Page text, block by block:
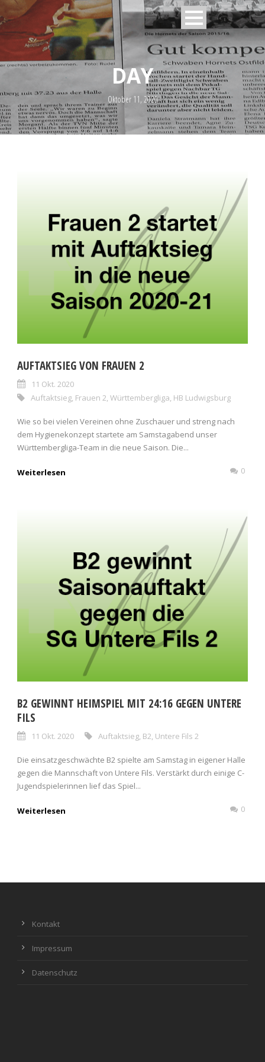
DAY
Oktober 11, 2020
AUFTAKTSIEG VON FRAUEN 2
11 Okt. 2020
Auftaktsieg Frauen 2 Württembergliga HB Ludwigsburg
Wie so bei vielen Vereinen ohne Zuschauer und streng nach
dem Hygienekonzept startete am Samstagabend unser
Württembergliga-Team in die neue Saison. Die...
Weiterlesen 0
B2 GEWINNT HEIMSPIEL MIT 24:16 GEGEN UNTERE
FILS
11 Okt. 2020 Auftaktsieg, B2, Untere Fils 2
Die einsatzgeschwächte B2 spielte am Samstag in eigener Halle
gegen die Mannschaft von Untere Fils. Verstärkt durch einige C-
Jugendspielerinnen lief das Spiel...
Weiterlesen 0
Kontakt
Impressum
Datenschutz